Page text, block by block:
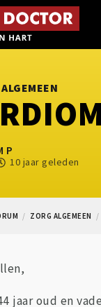
P
10 jaar geleden
ZORG ALGEMEEN
jaar oud en